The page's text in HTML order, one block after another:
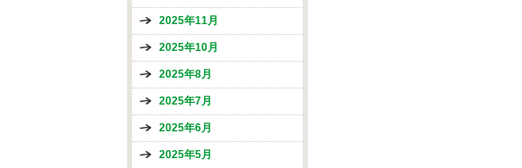
2025年11月
2025年10月
2025年8月
2025年7月
2025年6月
2025年5月